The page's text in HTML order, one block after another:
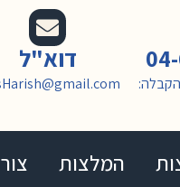
דוא"ל
המלצות